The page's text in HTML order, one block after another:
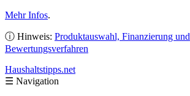
Mehr Infos.
ⓘ Hinweis: Produktauswahl, Finanzierung und
Bewertungsverfahren
Haushaltstipps.net
☰ Navigation